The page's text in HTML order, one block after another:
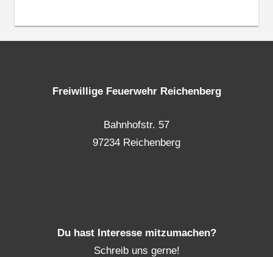
Freiwillige Feuerwehr Reichenberg
Bahnhofstr. 57
97234 Reichenberg
Du hast Interesse mitzumachen?
Schreib uns gerne!